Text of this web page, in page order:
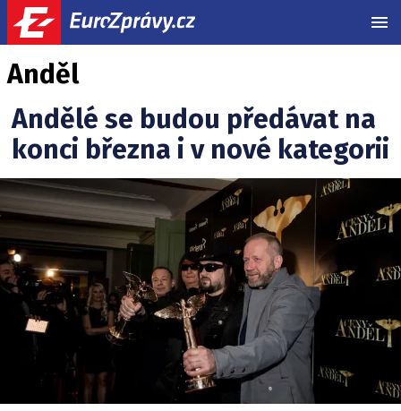
Anděl
Andělé se budou předávat na
konci března i v nové kategorii